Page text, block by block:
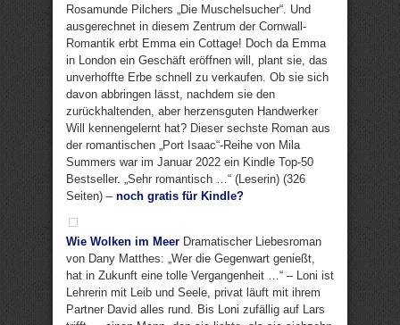
Rosamunde Pilchers „Die Muschelsucher“. Und
ausgerechnet in diesem Zentrum der Cornwall-
Romantik erbt Emma ein Cottage! Doch da Emma
in London ein Geschäft eröffnen will, plant sie, das
unverhoffte Erbe schnell zu verkaufen. Ob sie sich
davon abbringen lässt, nachdem sie den
zurückhaltenden, aber herzensguten Handwerker
Will kennengelernt hat? Dieser sechste Roman aus
der romantischen „Port Isaac“-Reihe von Mila
Summers war im Januar 2022 ein Kindle Top-50
Bestseller. „Sehr romantisch …“ (Leserin) (326
Seiten) – noch gratis für Kindle?
Wie Wolken im Meer Dramatischer Liebesroman
von Dany Matthes: „Wer die Gegenwart genießt,
hat in Zukunft eine tolle Vergangenheit …“ – Loni ist
Lehrerin mit Leib und Seele, privat läuft mit ihrem
Partner David alles rund. Bis Loni zufällig auf Lars